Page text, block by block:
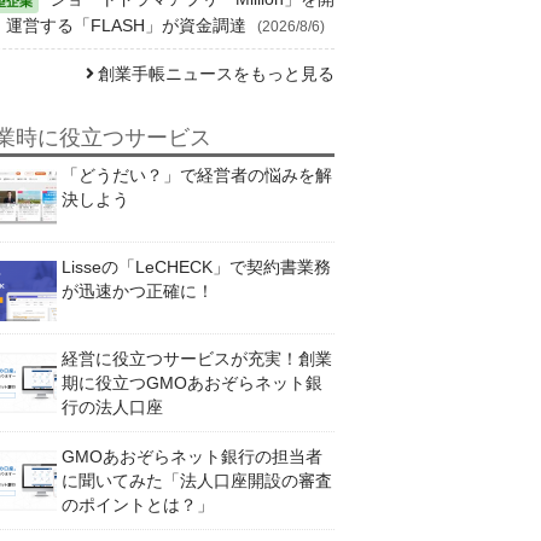
運営する「FLASH」が資金調達
(2026/8/6)
創業手帳ニュースをもっと見る
時に役立つサービス
「どうだい？」で経営者の悩みを解
決しよう
Lisseの「LeCHECK」で契約書業務
が迅速かつ正確に！
経営に役立つサービスが充実！創業
期に役立つGMOあおぞらネット銀
行の法人口座
GMOあおぞらネット銀行の担当者
に聞いてみた「法人口座開設の審査
のポイントとは？」